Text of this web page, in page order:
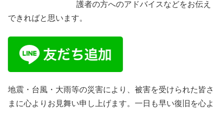
護者の方へのアドバイスなどをお伝え
できればと思います。
地震・台風・大雨等の災害により、被害を受けられた皆さ
まに心よりお見舞い申し上げます。一日も早い復旧を心よ